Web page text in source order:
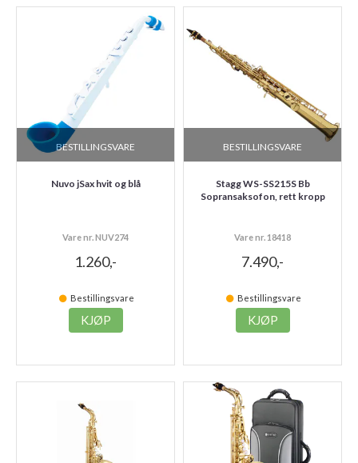
BESTILLINGSVARE
Nuvo jSax hvit og blå
Vare nr. NUV274
1.260,-
Bestillingsvare
KJØP
BESTILLINGSVARE
Stagg WS-SS215S Bb
Sopransaksofon, rett kropp
Vare nr. 18418
7.490,-
Bestillingsvare
KJØP